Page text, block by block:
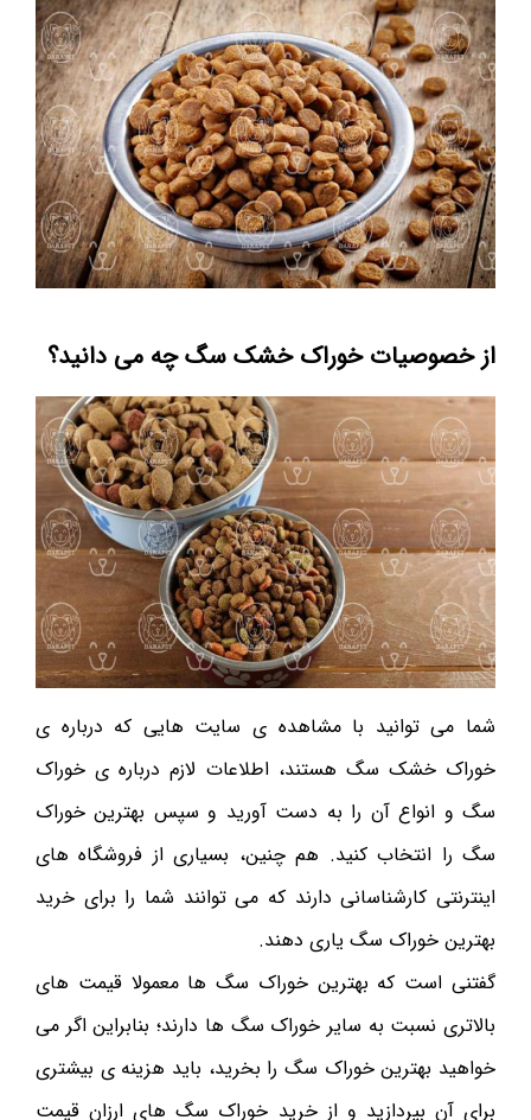
از خصوصیات خوراک خشک سگ چه می دانید؟
شما می توانید با مشاهده ی سایت هایی که درباره ی
خوراک خشک سگ هستند، اطلاعات لازم درباره ی خوراک
سگ و انواع آن را به دست آورید و سپس بهترین خوراک
سگ را انتخاب کنید. هم چنین، بسیاری از فروشگاه های
اینترنتی کارشناسانی دارند که می توانند شما را برای خرید
بهترین خوراک سگ یاری دهند.
گفتنی است که بهترین خوراک سگ ها معمولا قیمت های
بالاتری نسبت به سایر خوراک سگ ها دارند؛ بنابراین اگر می
خواهید بهترین خوراک سگ را بخرید، باید هزینه ی بیشتری
برای آن بپردازید و از خرید خوراک سگ های ارزان قیمت